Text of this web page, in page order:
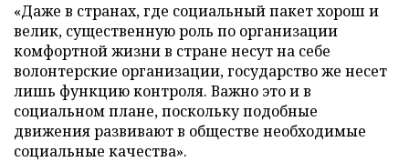
«Даже в странах, где социальный пакет хорош и
велик, существенную роль по организации
комфортной жизни в стране несут на себе
волонтерские организации, государство же несет
лишь функцию контроля. Важно это и в
социальном плане, поскольку подобные
движения развивают в обществе необходимые
социальные качества».